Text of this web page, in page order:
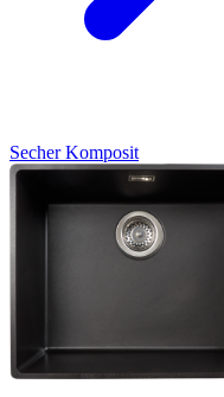
SecherKomposit